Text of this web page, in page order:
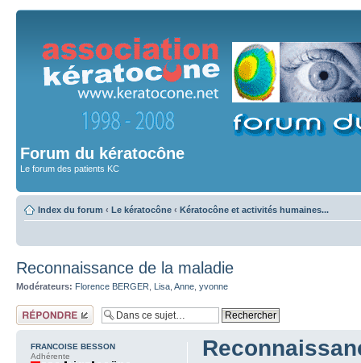
Forum du kératocône
Le forum des patients KC
Index du forum ‹ Le kératocône ‹ Kératocône et activités humaines...
Reconnaissance de la maladie
Modérateurs: Florence BERGER Lisa Anne yvonne
Répondre
FRANCOISE BESSON
Adhérente